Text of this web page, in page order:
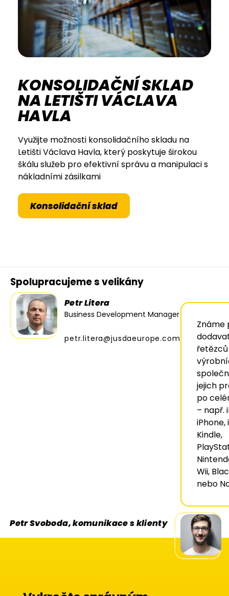
KONSOLIDAČNÍ SKLAD
NA LETIŠTI VÁCLAVA
HAVLA
Využijte možnosti konsolidačního skladu na
Letišti Václava Havla, který poskytuje širokou
škálu služeb pro efektivní správu a manipulaci s
nákladními zásilkami
Konsolidační sklad
Spolupracujeme s velikány
Petr Litera
Business Development Manager
petr.litera@jusdaeurope.com
Známe
jejich
po
– např.
iPhone,
Kindle,
Wii,
nebo
Petr Svoboda, komunikace s klienty